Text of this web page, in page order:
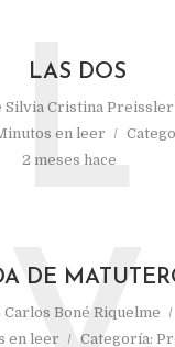
LAS DOS
Silvia Cristina
en leer
2 meses hace
L
DE
Carlos Boné Riquelme
en leer
Categoría: